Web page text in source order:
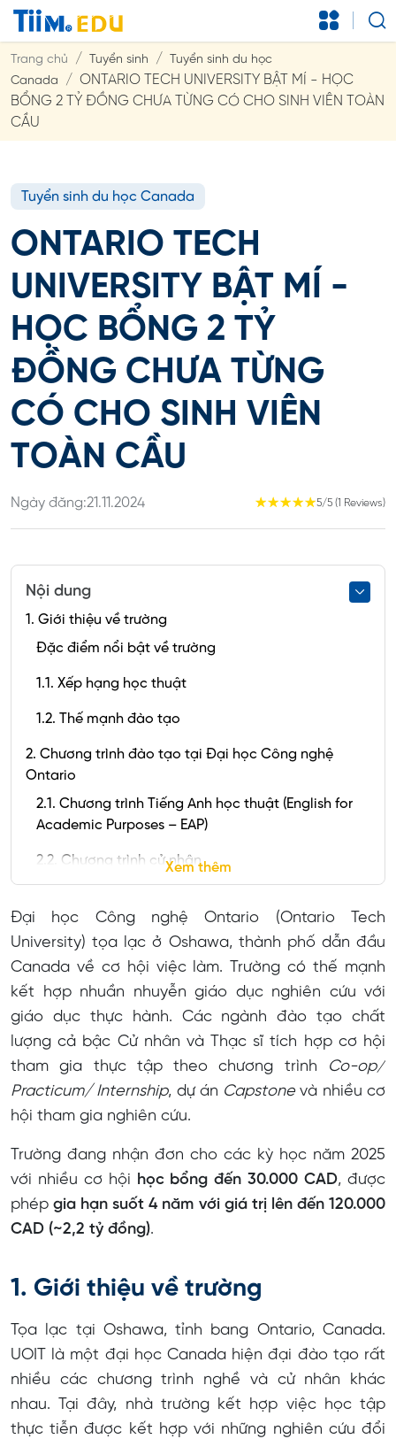
Trang chủ Tuyển sinh
Tuyển sinh du học
Canada
ONTARIO TECH UNIVERSITY BẬT MÍ - HỌC
BỔNG 2 TỶ ĐỒNG CHƯA TỪNG CÓ CHO SINH VIÊN TOÀN
CẦU
Tuyển sinh du học Canada
ONTARIO TECH
UNIVERSITY BẬT MÍ -
HỌC BỔNG 2 TỶ
ĐỒNG CHƯA TỪNG
CÓ CHO SINH VIÊN
TOÀN CẦU
Ngày đăng:21.11.2024 ☆
☆
☆
☆
☆ 5/5 (1 Reviews)
Nội dung
1. Giới thiệu về trường
Đặc điểm nổi bật về trường
1.1. Xếp hạng học thuật
1.2. Thế mạnh đào tạo
2. Chương trình đào tạo tại Đại học Công nghệ
Ontario
2.1. Chương trình Tiếng Anh học thuật (English for
Academic Purposes – EAP)
2.2. Chương trình cử nhân
2.4. Chương trình Thạc sĩ
3. Chi phí học tập và Yêu cầu đầu vào tại Đại học
Công nghệ Ontario
3.1. Chi phí học tập
3.2. Yêu cầu nhập học
4. Cơ hội học bổng
Global Leadership Award
International Merit Awards
5. Thông tin liên hệ
Xem thêm
Đại học Công nghệ Ontario (Ontario Tech
University) tọa lạc ở Oshawa, thành phố dẫn đầu
Canada về cơ hội việc làm. Trường có thế mạnh
kết hợp nhuần nhuyễn giáo dục nghiên cứu với
giáo dục thực hành. Các ngành đào tạo chất
lượng cả bậc Cử nhân và Thạc sĩ tích hợp cơ hội
tham gia thực tập theo chương trình
Co-op/
Practicum/ Internship, dự án Capstone và nhiều cơ
hội tham gia nghiên cứu.
Trường đang nhận đơn cho các kỳ học năm 2025
với nhiều cơ hội học bổng đến 30.000 CAD, được
phépgia hạn suốt 4 năm với giá trị lên đến 120.000
CAD (~2,2 tỷ đồng).
1. Giới thiệu về trường
Tọa lạc tại Oshawa, tỉnh bang Ontario, Canada.
UOIT là một đại học Canada hiện đại đào tạo rất
nhiều các chương trình nghề và cử nhân khác
nhau. Tại đây, nhà trường kết hợp việc học tập
thực tiễn được kết hợp với những nghiên cứu đổi